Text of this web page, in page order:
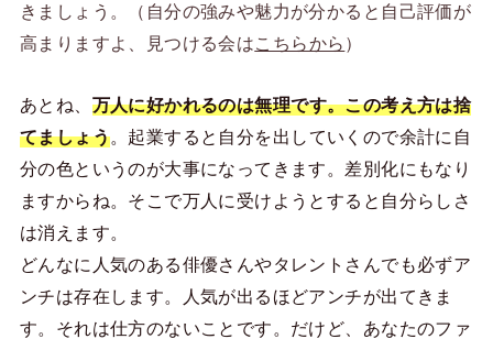
きましょう。（自分の強みや魅力が分かると自己評価が
高まりますよ、見つける会はこちらから ）
あとね、 万人に好かれるのは無理です。この考え方は捨
てましょう。起業すると自分を出していくので余計に自
分の色というのが大事になってきます。差別化にもなり
ますからね。そこで万人に受けようとすると自分らしさ
は消えます。
どんなに人気のある俳優さんやタレントさんでも必ずア
ンチは存在します。人気が出るほどアンチが出てきま
す。それは仕方のないことです。だけど、あなたのファ